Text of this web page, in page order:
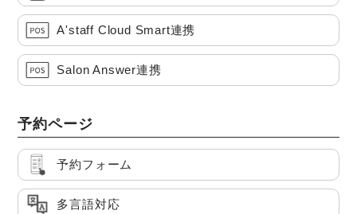
A'staff Cloud Smart連携
Salon Answer連携
予約ページ
予約フォーム
多言語対応